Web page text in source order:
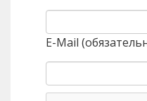
E-Mail